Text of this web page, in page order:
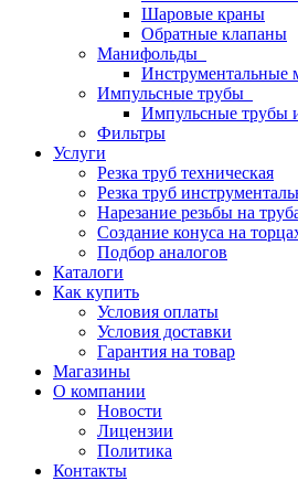
Шаровые краны
Обратные клапаны
Манифольды
Инструментальные
Импульсные трубы
Импульсные трубы
Фильтры
Услуги
Резка труб техническая
Резка труб
Нарезание резьбы на
Создание конуса на
Подбор аналогов
Каталоги
Как купить
Условия оплаты
Условия доставки
Гарантия на товар
Магазины
О компании
Новости
Лицензии
Политика
Контакты